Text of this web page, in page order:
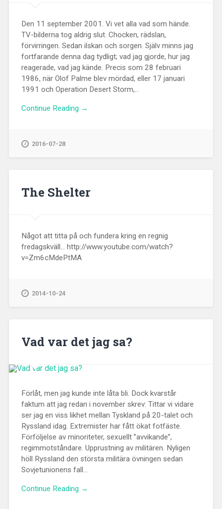
Den 11 september 2001. Vi vet alla vad som hände.
TV-bilderna tog aldrig slut. Chocken, rädslan,
förvirringen. Sedan ilskan och sorgen. Själv minns jag
fortfarande denna dag tydligt; vad jag gjorde, hur jag
reagerade, vad jag kände. Precis som 28 februari
1986, när Olof Palme blev mördad, eller 17 januari
1991 och Operation Desert Storm,...
Continue Reading →
2016-07-28
The Shelter
Något att titta på och fundera kring en regnig
fredagskväll... http://www.youtube.com/watch?
v=Zm6cMdePtMA
2014-10-24
Vad var det jag sa?
Förlåt, men jag kunde inte låta bli. Dock kvarstår
faktum att jag redan i november skrev: Tittar vi vidare
ser jag en viss likhet mellan Tyskland på 20-talet och
Ryssland idag. Extremister har fått ökat fotfäste.
Förföljelse av minoriteter, sexuellt ”avvikande”,
regimmotståndare. Upprustning av militären. Nyligen
höll Ryssland den största militära övningen sedan
Sovjetunionens fall...
Continue Reading →